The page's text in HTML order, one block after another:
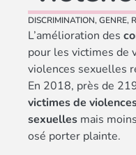
DISCRIMINATION,GENRE,
L’amélioration des
pour les victimes de
violences sexuelles
En 2018, près de
victimes de
sexuelles mais
osé porter plainte.